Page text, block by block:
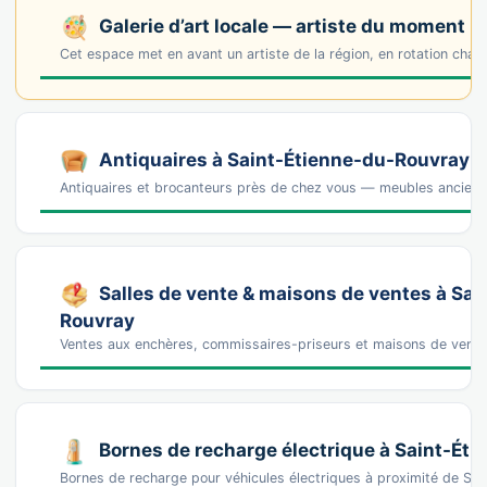
Galerie d’art locale — artiste du moment
Cet espace met en avant un artiste de la région, en rotation
Antiquaires à Saint-Étienne-du-Rouvray
Antiquaires et brocanteurs près de chez vous — meubles
Salles de vente & maisons de ventes à
Rouvray
Ventes aux enchères, commissaires-priseurs et maisons de
Bornes de recharge électrique à Saint-
Bornes de recharge pour véhicules électriques à proximité de